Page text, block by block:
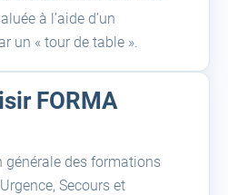
à l’aide d’un
un « tour de table ».
FORMA
des formations
Secours et